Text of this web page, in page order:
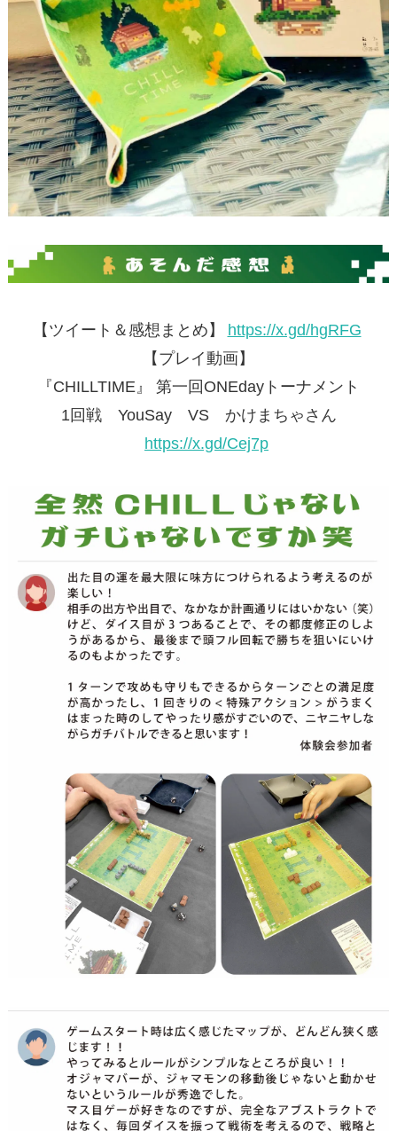
【ツイート＆感想まとめ】
https://x.gd/hgRFG
【プレイ動画】
『CHILLTIME』 第一回ONEdayトーナメント
1回戦 YouSay VS かけまちゃさん
https://x.gd/Cej7p